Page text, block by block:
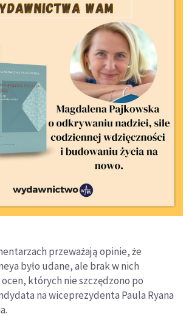
przeważają opinie, że
było udane, ale brak w nich
których nie szczędzono po
na wiceprezydenta Paula Ryana